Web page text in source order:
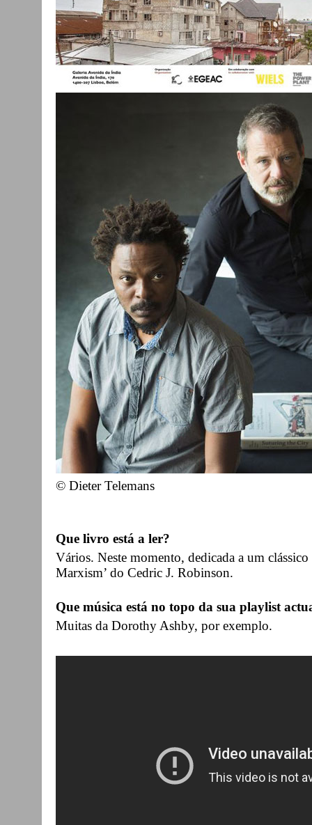
© ​Dieter Telemans​
Que livro está a ler?
Vários. Neste momento, dedicada a um
Marxism’ do Cedric J. Robinson.
Que música está no topo da sua playlist
Muitas da Dorothy Ashby, por exemplo.